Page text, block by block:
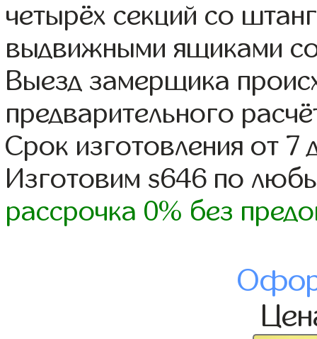
четырёх секций со
выдвижными ящиками
Выезд замерщика
предварительного
Срок изготовления от 7
Изготовим s646 по
рассрочка 0% без